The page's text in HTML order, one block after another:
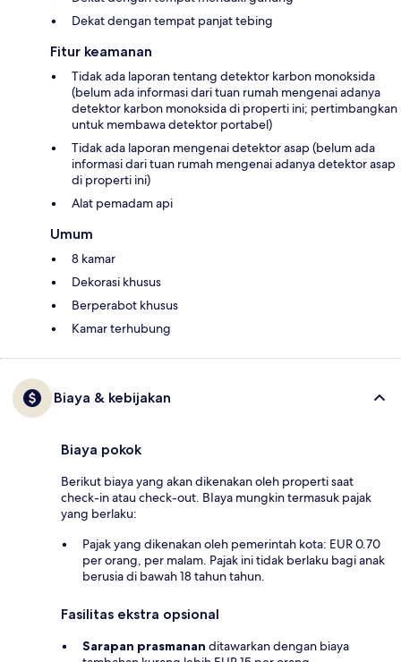
Dekat dengan tempat panjat tebing
Fitur keamanan
Tidak ada laporan tentang detektor karbon monoksida
(belum ada informasi dari tuan rumah mengenai adanya
detektor karbon monoksida di properti ini; pertimbangkan
untuk membawa detektor portabel)
Tidak ada laporan mengenai detektor asap (belum ada
informasi dari tuan rumah mengenai adanya detektor asap
di properti ini)
Alat pemadam api
Umum
8 kamar
Dekorasi khusus
Berperabot khusus
Kamar terhubung
Biaya & kebijakan
Biaya pokok
Berikut biaya yang akan dikenakan oleh properti saat
check-in atau check-out. BIaya mungkin termasuk pajak
yang berlaku:
Pajak yang dikenakan oleh pemerintah kota: EUR 0.70
per orang, per malam. Pajak ini tidak berlaku bagi anak
berusia di bawah 18 tahun tahun.
Fasilitas ekstra opsional
Sarapan prasmanan ditawarkan dengan biaya